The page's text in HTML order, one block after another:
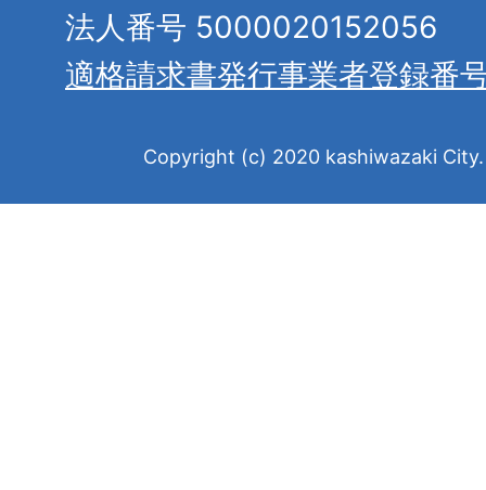
法人番号 5000020152056
適格請求書発行事業者登録番
Copyright (c) 2020 kashiwazaki